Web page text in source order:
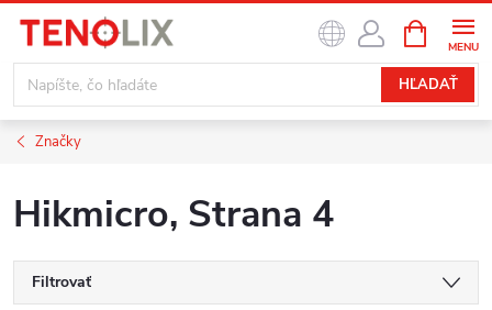
obsah
HĽADAŤ
KOŠÍK
Značky
Hikmicro, Strana 4
Filtrovať